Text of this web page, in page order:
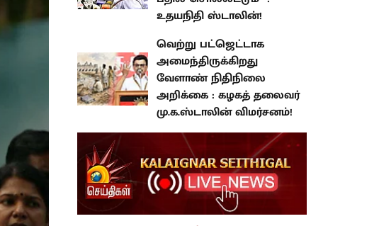
வெற்று பட்ஜெட்டாக
அமைந்திருக்கிறது வேளாண்
நிதிநிலை அறிக்கை : கழகத்
தலைவர் மு.க.ஸ்டாலின்
விமர்சனம்!
Latest Stories